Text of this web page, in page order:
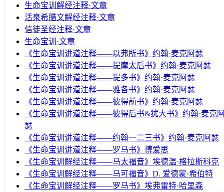
生命宝训解经注释·文章
活泉希腊文解经注释·文章
信徒圣经注释·文章
生命宝训·文章
《生命宝训讲道注释——以弗所书》约翰·麦克阿瑟
《生命宝训讲道注释——提摩太后书》约翰·麦克阿瑟
《生命宝训讲道注释——提多书》约翰·麦克阿瑟
《生命宝训讲道注释——雅各书》约翰·麦克阿瑟
《生命宝训讲道注释——彼得前书》约翰·麦克阿瑟
《生命宝训讲道注释——彼得后书&犹大书》约翰·麦克
瑟
《生命宝训讲道注释——约翰一二三书》约翰·麦克阿瑟
《生命宝训讲道注释——罗马书》博爱思
《生命宝训解经注释——马太福音》埃德温·格拉斯科克
《生命宝训解经注释——马可福音》D. 爱德蒙·希伯特
《生命宝训解经注释——罗马书》埃弗雷特·哈里森